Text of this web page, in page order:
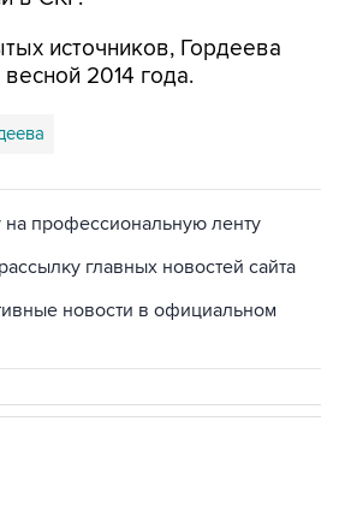
источников, Гордеева
2014 года.
на профессиональную ленту
главных новостей сайта
новости в официальном